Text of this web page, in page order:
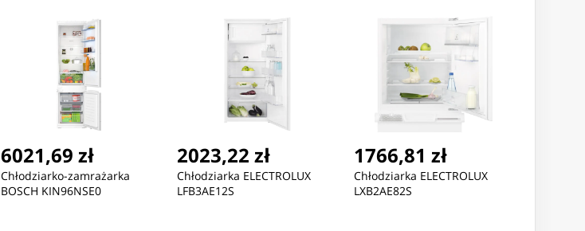
6021,69 zł
Chłodziarko-zamrażarka
BOSCH KIN96NSE0
2023,22 zł
Chłodziarka ELECTROLUX
LFB3AE12S
1766,81 zł
Chłodziarka ELECTROLUX
LXB2AE82S